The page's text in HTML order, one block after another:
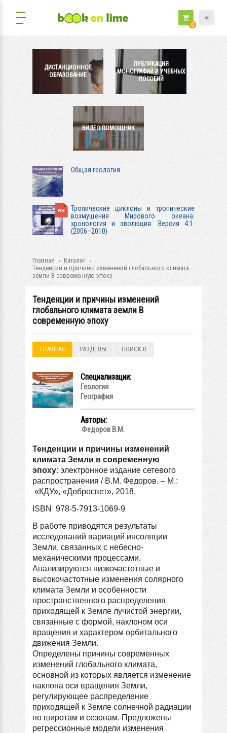
0
ДИСТАНЦИОННОЕ
ОБРАЗОВАНИЕ
ПУБЛИКАЦИЯ
МОНОГРАФИЙ И УЧЕБНЫХ
ПОСОБИЙ
ВИДЕО ПОМОЩНИК
Общая геология
Тропические циклоны и тропические
возмущения Мирового океана:
хронология и эволюция. Версия 4.1.
(2006–2010)
Главная
Каталог
Тенденции и причины изменений глобального климата
земли В современную эпоху
Тенденции и причины изменений
глобального климата земли В
современную эпоху
ГЛАВНАЯ РАЗДЕЛЫ
ПОИСК В
Специализации:
Геология
География
Авторы:
Федоров В.М.
Тенденции и причины изменений
климата Земли в современную
эпоху: электронное издание сетевого
распространения / В.М. Федоров. – М.:
«КДУ», «Добросвет», 2018.
ISBN 978-5-7913-1069-9
В работе приводятся результаты
исследований вариаций инсоляции
Земли, связанных с небесно-
механическими процессами.
Анализируются низкочастотные и
высокочастотные изменения солярного
климата Земли и особенности
пространственного распределения
приходящей к Земле лучистой энергии,
связанные с формой, наклоном оси
вращения и характером орбитального
движения Земли.
Определены причины современных
изменений глобального климата,
основной из которых является изменение
наклона оси вращения Земли,
регулирующее распределение
приходящей к Земле солнечной радиации
по широтам и сезонам. Предложены
регрессионные модели изменения